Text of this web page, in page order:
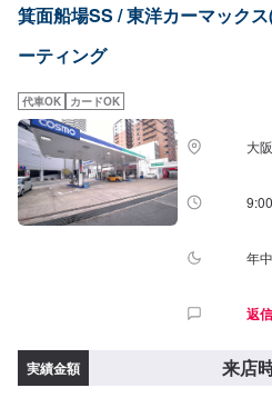
箕面船場SS / 東洋カーマック
ーティング
代車OK カードOK
大
年
返
実績金額 来店